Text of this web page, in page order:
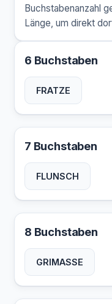
Buchstabenanzahl
Länge, um direkt
6 Buchstaben
FRATZE
7 Buchstaben
FLUNSCH
8 Buchstaben
GRIMASSE